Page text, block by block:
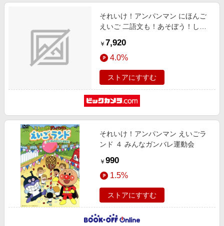
それいけ！アンパンマン にほんご
えいご 二語文も！あそぼう！しゃ
￥ 7,920
4.0%
ストアにすすむ
それいけ！アンパンマン えいごラ
ンド ４ みんなガンバレ運動会
￥ 990
1.5%
ストアにすすむ